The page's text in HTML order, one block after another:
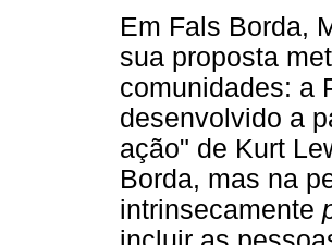
Em Fals Borda,
sua proposta
comunidades: a
desenvolvido a
ação" de Kurt
Borda, mas na
intrinsecamente